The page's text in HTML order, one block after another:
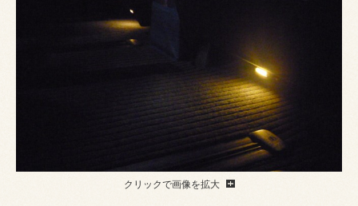
クリックで画像を拡大